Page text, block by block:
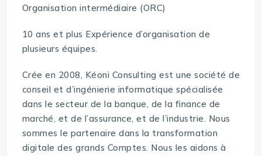
Organisation intermédiaire (ORC)
10 ans et plus Expérience d’organisation de
plusieurs équipes.
Crée en 2008, Kéoni Consulting est une société de
conseil et d’ingénierie informatique spécialisée
dans le secteur de la banque, de la finance de
marché, et de l’assurance, et de l’industrie. Nous
sommes le partenaire dans la transformation
digitale des grands Comptes. Nous les aidons à